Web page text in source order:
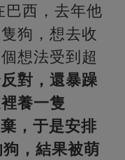
西，去年他
狗，想去收
想法受到超
對，還暴躁
養一隻
，于是安排
，結果被萌